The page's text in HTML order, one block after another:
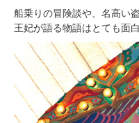
船乗りの冒険談や、名高い
王妃が語る物語はとても面